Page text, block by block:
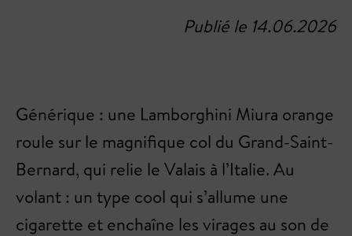
Publié le 14.06.2026
Générique : une Lamborghini Miura orange
roule sur le magnifique col du Grand-Saint-
Bernard, qui relie le Valais à l’Italie. Au
volant : un type cool qui s’allume une
cigarette et enchaîne les virages au son de